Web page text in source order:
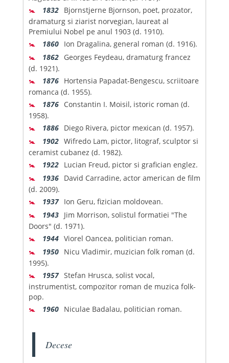
🚼 1832 Bjornstjerne Bjornson, poet, prozator,
dramaturg si ziarist norvegian, laureat al
Premiului Nobel pe anul 1903 (d. 1910).
🚼 1860 Ion Dragalina, general roman (d. 1916).
🚼 1862 Georges Feydeau, dramaturg francez
(d. 1921).
🚼 1876 Hortensia Papadat-Bengescu, scriitoare
romanca (d. 1955).
🚼 1876 Constantin I. Moisil, istoric roman (d.
1958).
🚼 1886 Diego Rivera, pictor mexican (d. 1957).
🚼 1902 Wifredo Lam, pictor, litograf, sculptor si
ceramist cubanez (d. 1982).
🚼 1922 Lucian Freud, pictor si grafician englez.
🚼 1936 David Carradine, actor american de film
(d. 2009).
🚼 1937 Ion Geru, fizician moldovean.
🚼 1943 Jim Morrison, solistul formatiei "The
Doors" (d. 1971).
🚼 1944 Viorel Oancea, politician roman.
🚼 1950 Nicu Vladimir, muzician folk roman (d.
1995).
🚼 1957 Stefan Hrusca, solist vocal,
instrumentist, compozitor roman de muzica folk-
pop.
🚼 1960 Niculae Badalau, politician roman.
Decese